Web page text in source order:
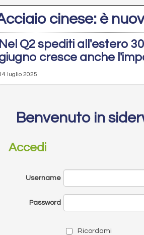
cinese: è
Nel Q2 spediti all'estero
cresce anche
luglio 2025
Benvenuto in
Accedi
Username
Password
Ricordami